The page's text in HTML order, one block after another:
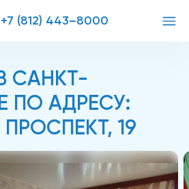
+7 (812) 443–8000
САНКТ-
ПО АДРЕСУ:
19